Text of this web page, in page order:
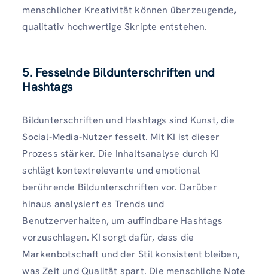
menschlicher Kreativität können überzeugende,
qualitativ hochwertige Skripte entstehen.
5. Fesselnde Bildunterschriften und
Hashtags
Bildunterschriften und Hashtags sind Kunst, die
Social-Media-Nutzer fesselt. Mit KI ist dieser
Prozess stärker. Die Inhaltsanalyse durch KI
schlägt kontextrelevante und emotional
berührende Bildunterschriften vor. Darüber
hinaus analysiert es Trends und
Benutzerverhalten, um auffindbare Hashtags
vorzuschlagen. KI sorgt dafür, dass die
Markenbotschaft und der Stil konsistent bleiben,
was Zeit und Qualität spart. Die menschliche Note